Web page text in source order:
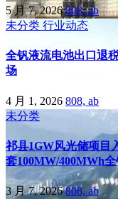
5 月 7, 2026808, ab
未分类 行业动态
全钒液流电池出口退
场
4 月 1, 2026 808, ab
未分类
祁县1GW风光储项目
套100MW/400MWh
3 月 7, 2026808, ab